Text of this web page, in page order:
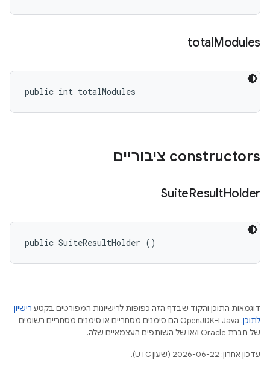
totalModules
public int totalModules
‫constructors ציבוריים
SuiteResultHolder
public SuiteResultHolder ()
דוגמאות התוכן והקוד שבדף הזה כפופות לרישיונות המפורטים בקטע רישיון
לתוכן
.‏ Java ו-OpenJDK הם סימנים מסחריים או סימנים מסחריים רשומים
של חברת Oracle ו/או של השותפים העצמאיים שלה.
עדכון אחרון: 2026-06-22 (שעון UTC).